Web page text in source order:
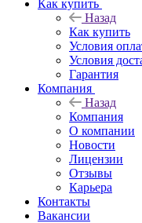
Как купить
Назад
Как купить
Условия
Условия
Гарантия
Компания
Назад
Компания
О компании
Новости
Лицензии
Отзывы
Карьера
Контакты
Вакансии